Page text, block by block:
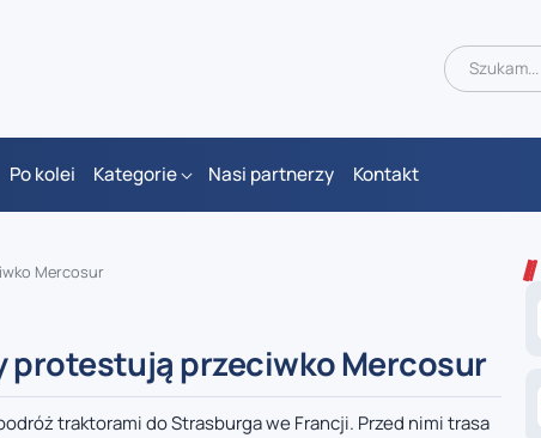
Po kolei Kategorie Nasi partnerzy Kontakt
Mercosur
protestują przeciwko Mercosur
traktorami do Strasburga we Francji. Przed nimi trasa